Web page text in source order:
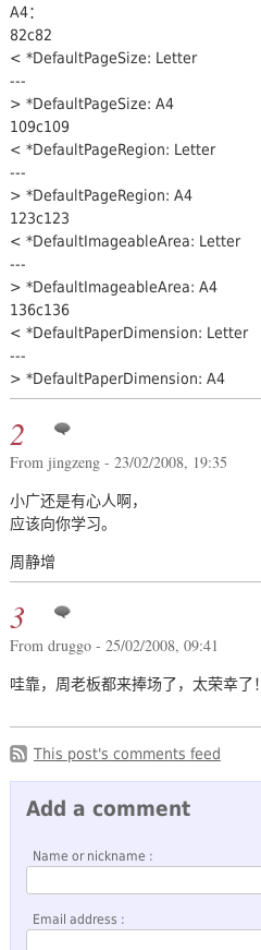
A4：
82c82
< *DefaultPageSize: Letter
---
> *DefaultPageSize: A4
109c109
< *DefaultPageRegion: Letter
---
> *DefaultPageRegion: A4
123c123
< *DefaultImageableArea: Letter
---
> *DefaultImageableArea: A4
136c136
< *DefaultPaperDimension: Letter
---
> *DefaultPaperDimension: A4
2
From jingzeng - 23/02/2008, 19:35
小广还是有心人啊，
应该向你学习。
周静增
3
From druggo - 25/02/2008, 09:41
哇靠，周老板都来捧场了，太荣幸了！
This post's comments feed
Add a comment
Name or nickname :
Email address :